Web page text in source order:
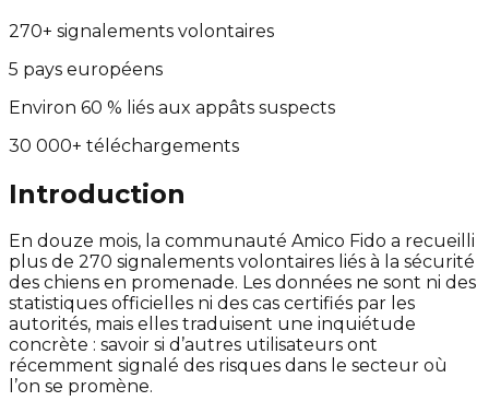
270+ signalements volontaires
5 pays européens
Environ 60 % liés aux appâts suspects
30 000+ téléchargements
Introduction
En douze mois, la communauté Amico Fido a recueilli
plus de 270 signalements volontaires liés à la sécurité
des chiens en promenade. Les données ne sont ni des
statistiques officielles ni des cas certifiés par les
autorités, mais elles traduisent une inquiétude
concrète : savoir si d’autres utilisateurs ont
récemment signalé des risques dans le secteur où
l’on se promène.